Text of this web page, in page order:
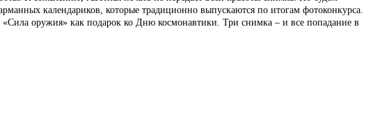
календариков, которые традиционно выпускаются по итогам фотоконкурса.
оружия» как подарок ко Дню космонавтики. Три снимка – и все попадание в